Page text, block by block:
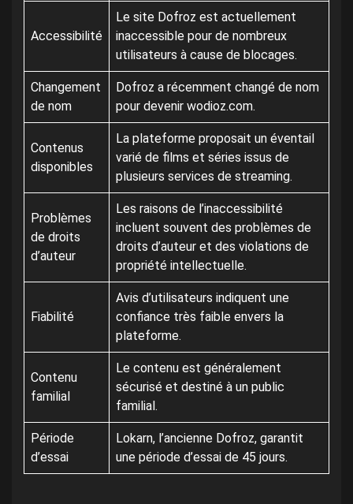
Accessibilité
Le site Dofroz est actuellement
inaccessible pour de nombreux
utilisateurs à cause de blocages.
Changement
de nom
Dofroz a récemment changé de nom
pour devenir wodioz.com.
Contenus
disponibles
La plateforme proposait un éventail
varié de films et séries issus de
plusieurs services de streaming.
Problèmes
de droits
d’auteur
Les raisons de l’inaccessibilité
incluent souvent des problèmes de
droits d’auteur et des violations de
propriété intellectuelle.
Fiabilité
Avis d’utilisateurs indiquent une
confiance très faible envers la
plateforme.
Contenu
familial
Le contenu est généralement
sécurisé et destiné à un public
familial.
Période
d’essai
Lokarn, l’ancienne Dofroz, garantit
une période d’essai de 45 jours.